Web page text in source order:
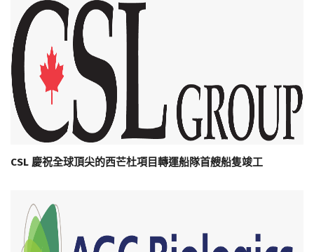
CSL 慶祝全球頂尖的西芒杜項目轉運船隊首艘船隻竣工